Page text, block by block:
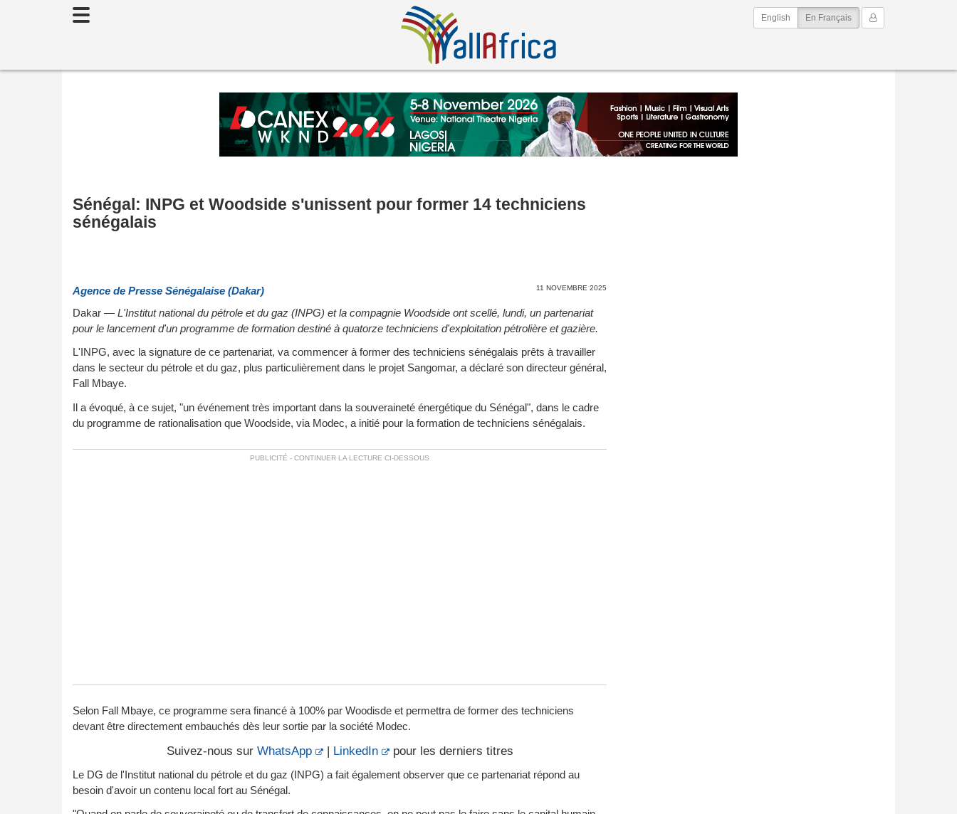
Toggle
navigation
Mon Compte
English En Français(current)
Sénégal: INPG et Woodside s'unissent pour former 14 techniciens
sénégalais
11 NOVEMBRE 2025
Agence de Presse Sénégalaise (Dakar)
Dakar — L'Institut national du pétrole et du gaz (INPG) et la compagnie Woodside ont scellé, lundi, un partenariat
pour le lancement d'un programme de formation destiné à quatorze techniciens d'exploitation pétrolière et gazière.
L'INPG, avec la signature de ce partenariat, va commencer à former des techniciens sénégalais prêts à travailler
dans le secteur du pétrole et du gaz, plus particulièrement dans le projet Sangomar, a déclaré son directeur général,
Fall Mbaye.
Il a évoqué, à ce sujet, "un événement très important dans la souveraineté énergétique du Sénégal", dans le cadre
du programme de rationalisation que Woodside, via Modec, a initié pour la formation de techniciens sénégalais.
Selon Fall Mbaye, ce programme sera financé à 100% par Woodisde et permettra de former des techniciens
devant être directement embauchés dès leur sortie par la société Modec.
Suivez-nous sur WhatsApp | LinkedIn pour les derniers titres
Le DG de l'Institut national du pétrole et du gaz (INPG) a fait également observer que ce partenariat répond au
besoin d'avoir un contenu local fort au Sénégal.